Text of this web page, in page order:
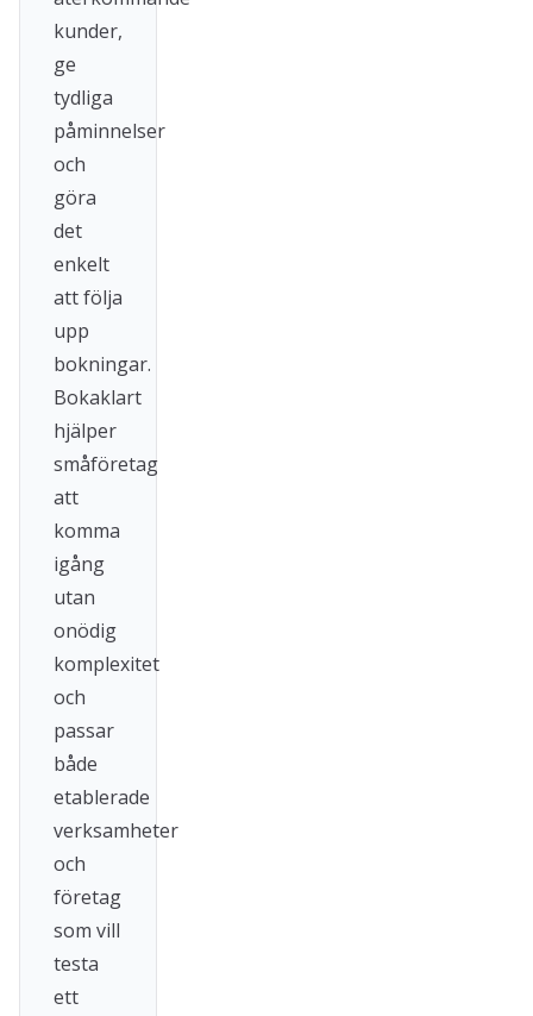
kunder,
ge
tydliga
påminnelser
och
göra
det
enkelt
att följa
upp
bokningar.
Bokaklart
hjälper
småföretag
att
komma
igång
utan
onödig
komplexitet
och
passar
både
etablerade
verksamheter
och
företag
som vill
testa
ett